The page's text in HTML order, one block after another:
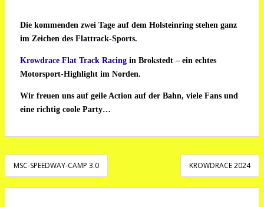
Die kommenden zwei Tage auf dem Holsteinring stehen ganz
im Zeichen des Flattrack-Sports.
Krowdrace Flat Track Racing in Brokstedt – ein echtes
Motorsport-Highlight im Norden.
Wir freuen uns auf geile Action auf der Bahn, viele Fans und
eine richtig coole Party…
Beitragsnavigation
MSC-SPEEDWAY-CAMP 3.0 KROWDRACE 2024